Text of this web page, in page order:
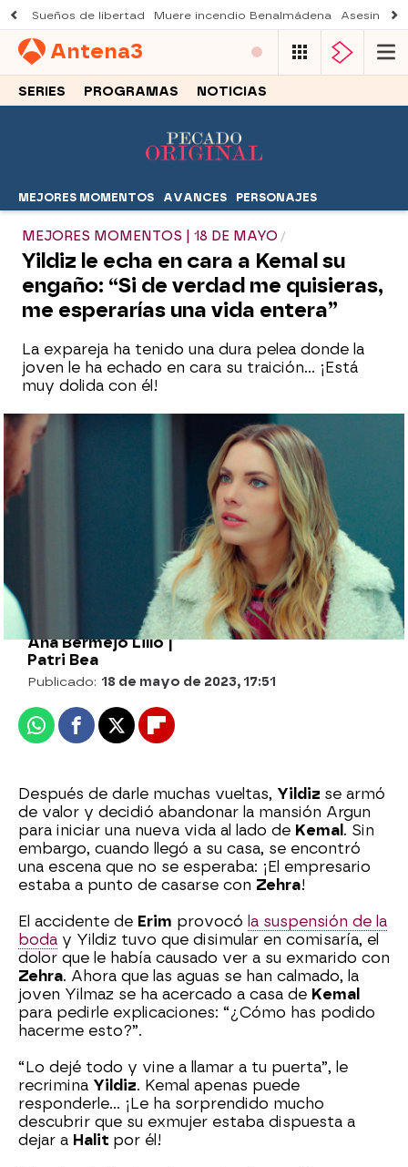
Sueños de libertad Muere incendio Benalmádena Asesinato
Antena3
SERIES PROGRAMAS NOTICIAS
MEJORES MOMENTOS AVANCES PERSONAJES
MEJORES MOMENTOS | 18 DE MAYO
Yildiz le echa en cara a Kemal su
engaño: “Si de verdad me quisieras,
me esperarías una vida entera”
La expareja ha tenido una dura pelea donde la
joven le ha echado en cara su traición… ¡Está
muy dolida con él!
Yildiz lo deja todo por Kemal y descubre
que él está a punto de casarse con Zehra
Halit, a punto de pillar a Yildiz con Kemal
Ana Bermejo Lillo |
Patri Bea
Publicado: 18 de mayo de 2023, 17:51
WhatsappFacebook
X Flipboard
Después de darle muchas vueltas, Yildiz se armó
de valor y decidió abandonar la mansión Argun
para iniciar una nueva vida al lado de Kemal . Sin
embargo, cuando llegó a su casa, se encontró
una escena que no se esperaba: ¡El empresario
estaba a punto de casarse con Zehra!
El accidente de Erim provocó la suspensión de la
boda y Yildiz tuvo que disimular en comisaría, el
dolor que le había causado ver a su exmarido con
Zehra. Ahora que las aguas se han calmado, la
joven Yilmaz se ha acercado a casa de Kemal
para pedirle explicaciones: “¿Cómo has podido
hacerme esto?”.
“Lo dejé todo y vine a llamar a tu puerta”, le
recrimina Yildiz. Kemal apenas puede
responderle… ¡Le ha sorprendido mucho
descubrir que su exmujer estaba dispuesta a
dejar a Halit por él!